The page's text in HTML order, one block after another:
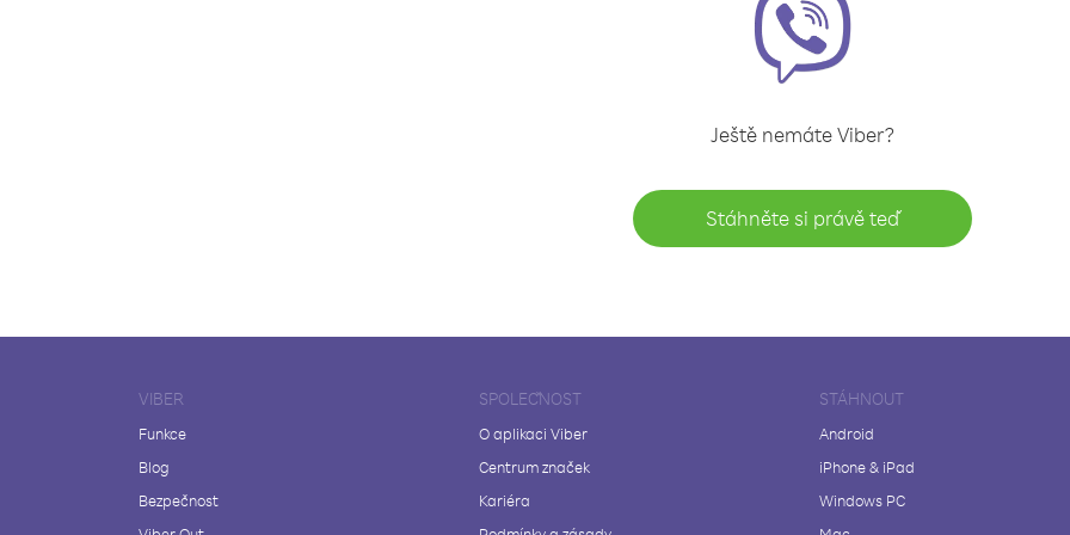
Ještě nemáte Viber?
Stáhněte si právě teď
VIBER
Funkce
Blog
Bezpečnost
SPOLEČNOST
O aplikaci Viber
Centrum značek
Kariéra
STÁHNOUT
Android
iPhone & iPad
Windows PC